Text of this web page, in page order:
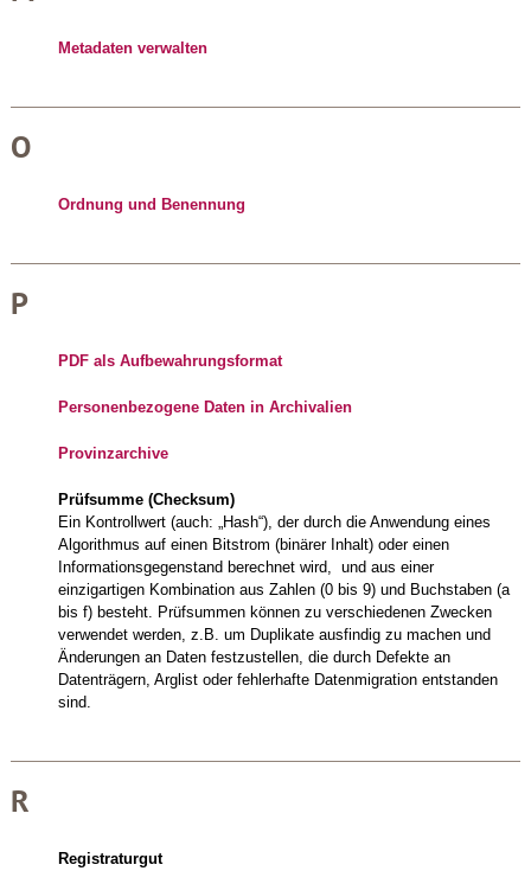
Metadaten verwalten
O
Ordnung und Benennung
P
PDF als Aufbewahrungsformat
Personenbezogene Daten in Archivalien
Provinzarchive
Prüfsumme (Checksum)
Ein Kontrollwert (auch: „Hash“), der durch die Anwendung eines
Algorithmus auf einen Bitstrom (binärer Inhalt) oder einen
Informationsgegenstand berechnet wird, und aus einer
einzigartigen Kombination aus Zahlen (0 bis 9) und Buchstaben (a
bis f) besteht. Prüfsummen können zu verschiedenen Zwecken
verwendet werden, z.B. um Duplikate ausfindig zu machen und
Änderungen an Daten festzustellen, die durch Defekte an
Datenträgern, Arglist oder fehlerhafte Datenmigration entstanden
sind.
R
Registraturgut